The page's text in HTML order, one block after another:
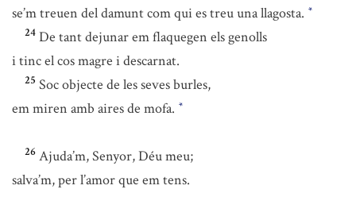
se’m treuen del damunt com qui es treu una llagosta. *
24 De tant dejunar em flaquegen els genolls
i tinc el cos magre i descarnat.
25 Soc objecte de les seves burles,
em miren amb aires de mofa. *
26 Ajuda’m, Senyor, Déu meu;
salva’m, per l’amor que em tens.